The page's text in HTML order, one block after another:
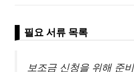
필요 서류 목록
보조금 신청을 위해 준